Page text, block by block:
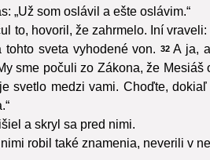
„Už som oslávil a ešte oslávim.“
to, hovoril, že zahrmelo. Iní vraveli:
sveta vyhodené von.
32 A ja,
sme počuli zo Zákona, že
svetlo medzi vami. Choďte,
a skryl sa pred nimi.
robil také znamenia, neverili v